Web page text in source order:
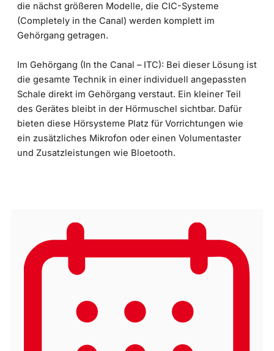
die nächst größeren Modelle, die CIC-Systeme
(Completely in the Canal) werden komplett im
Gehörgang getragen.
Im Gehörgang (In the Canal – ITC): Bei dieser Lösung ist
die gesamte Technik in einer individuell angepassten
Schale direkt im Gehörgang verstaut. Ein kleiner Teil
des Gerätes bleibt in der Hörmuschel sichtbar. Dafür
bieten diese Hörsysteme Platz für Vorrichtungen wie
ein zusätzliches Mikrofon oder einen Volumentaster
und Zusatzleistungen wie Bloetooth.